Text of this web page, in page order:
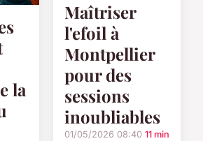
la
Maîtriser
l'efoil à
Montpellier
pour des
sessions
inoubliables
01/05/2026 08:40 11 min